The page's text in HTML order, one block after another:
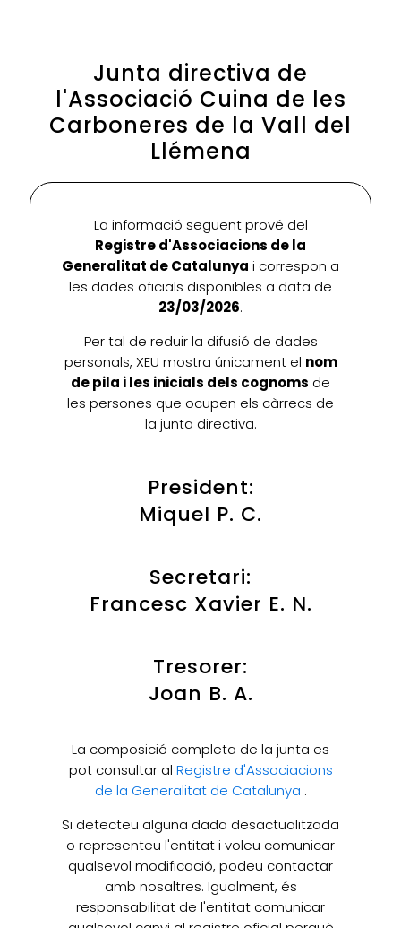
Junta directiva de
l'Associació Cuina de les
Carboneres de la Vall del
Llémena
La informació següent prové del
Registre d'Associacions de la
Generalitat de Catalunya i correspon a
les dades oficials disponibles a data de
23/03/2026.
Per tal de reduir la difusió de dades
personals, XEU mostra únicament el nom
de pila i les inicials dels cognoms de
les persones que ocupen els càrrecs de
la junta directiva.
President:
Miquel P. C.
Secretari:
Francesc Xavier E. N.
Tresorer:
Joan B. A.
La composició completa de la junta es
pot consultar al Registre d'Associacions
de la Generalitat de Catalunya .
Si detecteu alguna dada desactualitzada
o representeu l'entitat i voleu comunicar
qualsevol modificació, podeu contactar
amb nosaltres. Igualment, és
responsabilitat de l'entitat comunicar